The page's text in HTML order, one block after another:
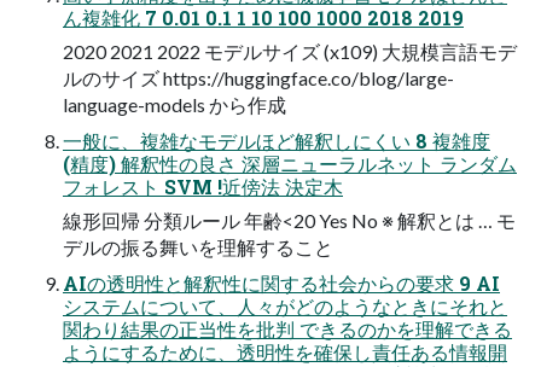
ん複雑化 7 0.01 0.1 1 10 100 1000 2018 2019
2020 2021 2022 モデルサイズ (x109) ⼤規模⾔語モデ
ルのサイズ https://huggingface.co/blog/large-
language-models から作成
⼀般に、複雑なモデルほど解釈しにくい 8 複雑度
(精度) 解釈性の良さ 深層ニューラルネット ランダム
フォレスト SVM !近傍法 決定⽊
線形回帰 分類ルール 年齢<20 Yes No ※ 解釈とは … モ
デルの振る舞いを理解すること
AIの透明性と解釈性に関する社会からの要求 9 AI
システムについて、⼈々がどのようなときにそれと
関わり結果の正当性を批判 できるのかを理解できる
ようにするために、透明性を確保し責任ある情報開